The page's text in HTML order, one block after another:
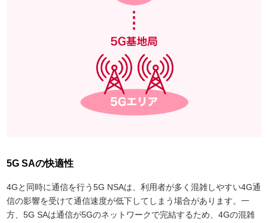
5G SAの快適性
4Gと同時に通信を行う5G NSAは、利用者が多く混雑しやすい4G通
信の影響を受けて通信速度が低下してしまう場合があります。一
方、5G SAは通信が5Gのネットワークで完結するため、4Gの混雑